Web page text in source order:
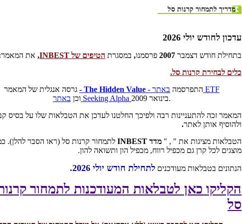
מדריך לתמחור קרנות סל
עדכון לחודש יולי 2026
בתחילת חודש דצמבר 2007 פרסמנו, במסגרת הטיפים של INBEST
, את המאמר
כלים לבחירת קרנות סל.
- The Hidden Value - התפרסמה באתר ETF
וכן באתר Seeking Alpha
בינואר 2009.
המאמר זכה להתעניינות רבה ולפיכך החלטנו לעדכן את הטבלאות שלו על בסיס
ולהוסיף אותן לאתר.
הטבלאות מציגות את "
,
" מדד INBEST לתמחור קרנות סל (ראו הסבר להלן).
מוצגים לכל קרן גם מכפיל רווח, מכפיל הון ותשואה להון.
הנתונים בטבלאות מעודכנים לתחילת חודש יולי 2026.
הקליקו כאן לטבלאות המעודכנות לתמחור
סל